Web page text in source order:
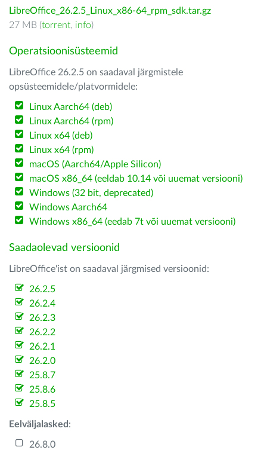
LibreOffice_26.2.5_Linux_x86-64_rpm_sdk.tar.gz
27 MB (torrent, info)
Operatsioonisüsteemid
LibreOffice 26.2.5 on saadaval järgmistele
opsüsteemidele/platvormidele:
Linux Aarch64 (deb)
Linux Aarch64 (rpm)
Linux x64 (deb)
Linux x64 (rpm)
macOS (Aarch64/Apple Silicon)
macOS x86_64 (eeldab 10.14 või uuemat versiooni)
Windows (32 bit, deprecated)
Windows Aarch64
Windows x86_64 (eedab 7t või uuemat versiooni)
Saadaolevad versioonid
LibreOffice'ist on saadaval järgmised versioonid:
26.2.5
26.2.4
26.2.3
26.2.2
26.2.1
26.2.0
25.8.7
25.8.6
25.8.5
Eelväljalasked :
26.8.0